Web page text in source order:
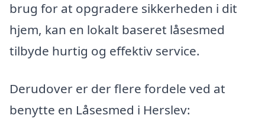
brug for at opgradere sikkerheden i dit
hjem, kan en lokalt baseret låsesmed
tilbyde hurtig og effektiv service.
Derudover er der flere fordele ved at
benytte en Låsesmed i Herslev: